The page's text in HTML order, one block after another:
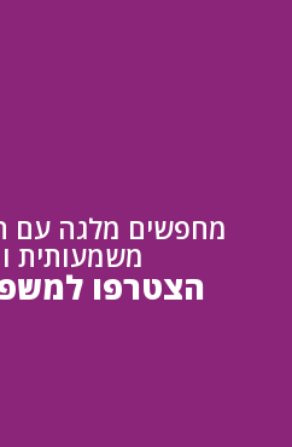
מחפשים מלגה עם
משמעותית
הצטרפו